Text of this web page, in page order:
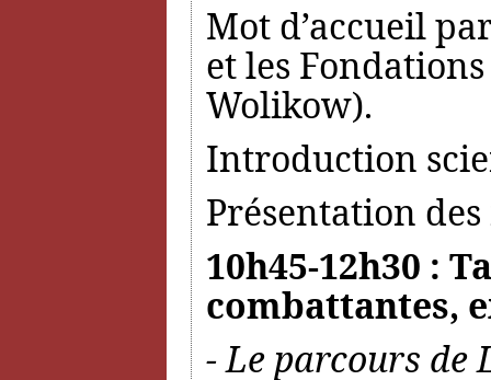
Mot d’accueil
et les
Wolikow).
Introduction
Présentation
10h45-12h30 :
combattantes,
- Le parcours de